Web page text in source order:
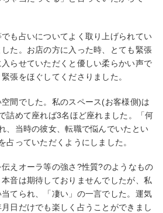
も占いについてよく取り上げられてい
た。お店の方に入った時、とても緊張
らせていただくと優しい柔らかい声で
張をほぐしてくださりました。
間でした。私のスペース(お客様側)は
詰めて座れば3名ほど座れました。「何
、当時の彼女、転職で悩んでいたとい
占っていただくようにしました。
えオーラ等の強さ?性質?のようなもの
音は期待しておりませんでしたが、私
てられ、「凄い」の一言でした。運気
日だけでも楽しく占うことができまし